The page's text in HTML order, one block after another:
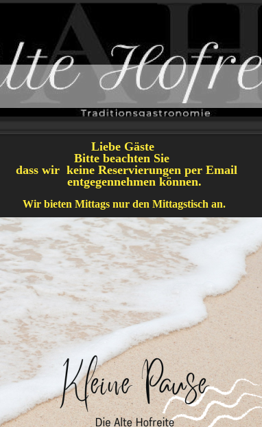
Liebe Gäste
Bitte beachten Sie
dass wir keine Reservierungen per Email
entgegennehmen können.
Wir bieten Mittags nur den Mittagstisch an.